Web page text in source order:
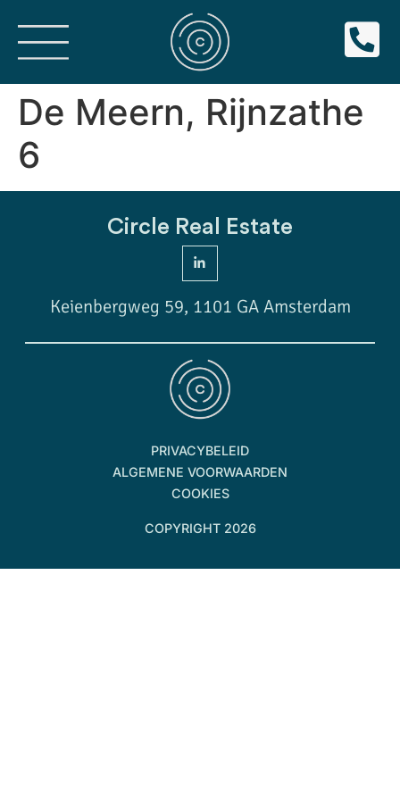
De Meern, Rijnzathe
6
Circle Real Estate
Keienbergweg 59, 1101 GA Amsterdam
PRIVACYBELEID
ALGEMENE VOORWAARDEN
COOKIES
COPYRIGHT 2026